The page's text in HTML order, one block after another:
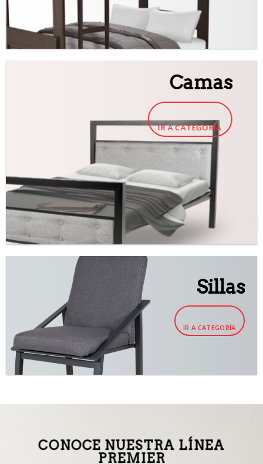
Camas
IR A CATEGORÍA
Sillas
IR A CATEGORÍA
CONOCE NUESTRA LÍNEA
PREMIER